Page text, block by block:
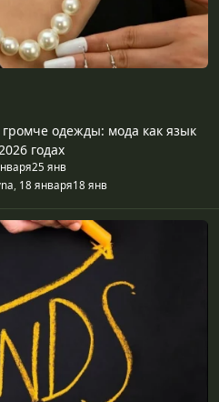
громче одежды: мода как язык
годах
25 янв
18 января18 янв